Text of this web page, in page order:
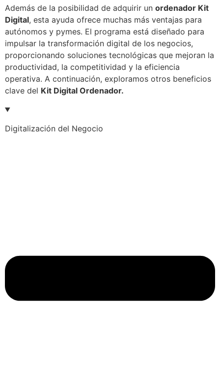
Además de la posibilidad de adquirir un ordenador Kit
Digital, esta ayuda ofrece muchas más ventajas para
autónomos y pymes. El programa está diseñado para
impulsar la transformación digital de los negocios,
proporcionando soluciones tecnológicas que mejoran la
productividad, la competitividad y la eficiencia
operativa. A continuación, exploramos otros beneficios
clave del Kit Digital Ordenador.
Digitalización del Negocio